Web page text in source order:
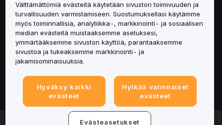
Palvelut
Tuki
Tuotteet
Lakiasiat
© 2025-2026 Bybit.eu. Kaikki oikeudet pidätetään.
Välttämättömiä evästeitä käytetään sivuston toimivuuden ja
turvallisuuden varmistamiseen. Suostumuksellasi käytämme
myös toiminnallisia, analytiikka-, markkinointi- ja sosiaalisen
median evästeitä muistaaksemme asetuksesi,
ymmärtääksemme sivuston käyttöä, parantaaksemme
sivustoa ja tukeaksemme markkinointi- ja
jakamisominaisuuksia.
Hyväksy kaikki
evästeet
Hylkää valinnaiset
evästeet
Evästeasetukset